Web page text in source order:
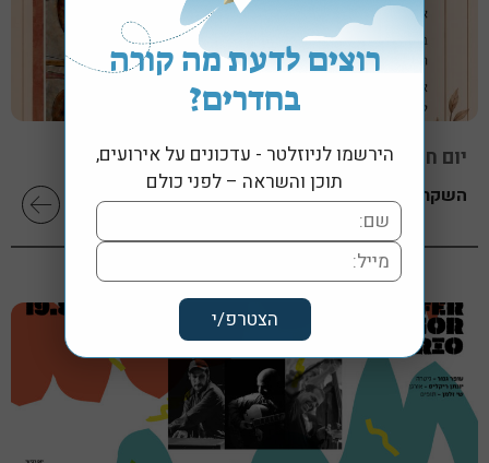
יום חמישי, 13 אוגוסט 2026 בשעה 19:30
השקת הספר "לב בארץ אסורה" מאת עליזה חדד
רוצים לדעת מה קורה
בחדרים?
הירשמו לניוזלטר - עדכונים על אירועים,
תוכן והשראה – לפני כולם